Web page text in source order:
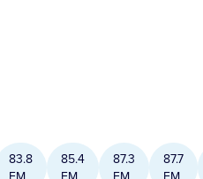
83.8
85.4
87.3
87.7